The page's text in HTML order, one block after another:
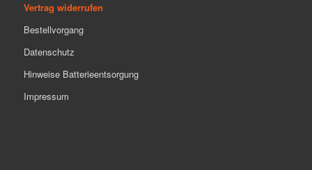
Vertrag widerrufen
Bestellvorgang
Datenschutz
Hinweise Batterieentsorgung
Impressum